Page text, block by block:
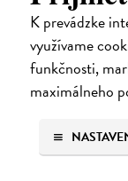
K prevádzke
využívame
funkčnosti,
maximálneho
Bůh
Vlková
Stránky
Snad by se to
Zasielame
4,70 €